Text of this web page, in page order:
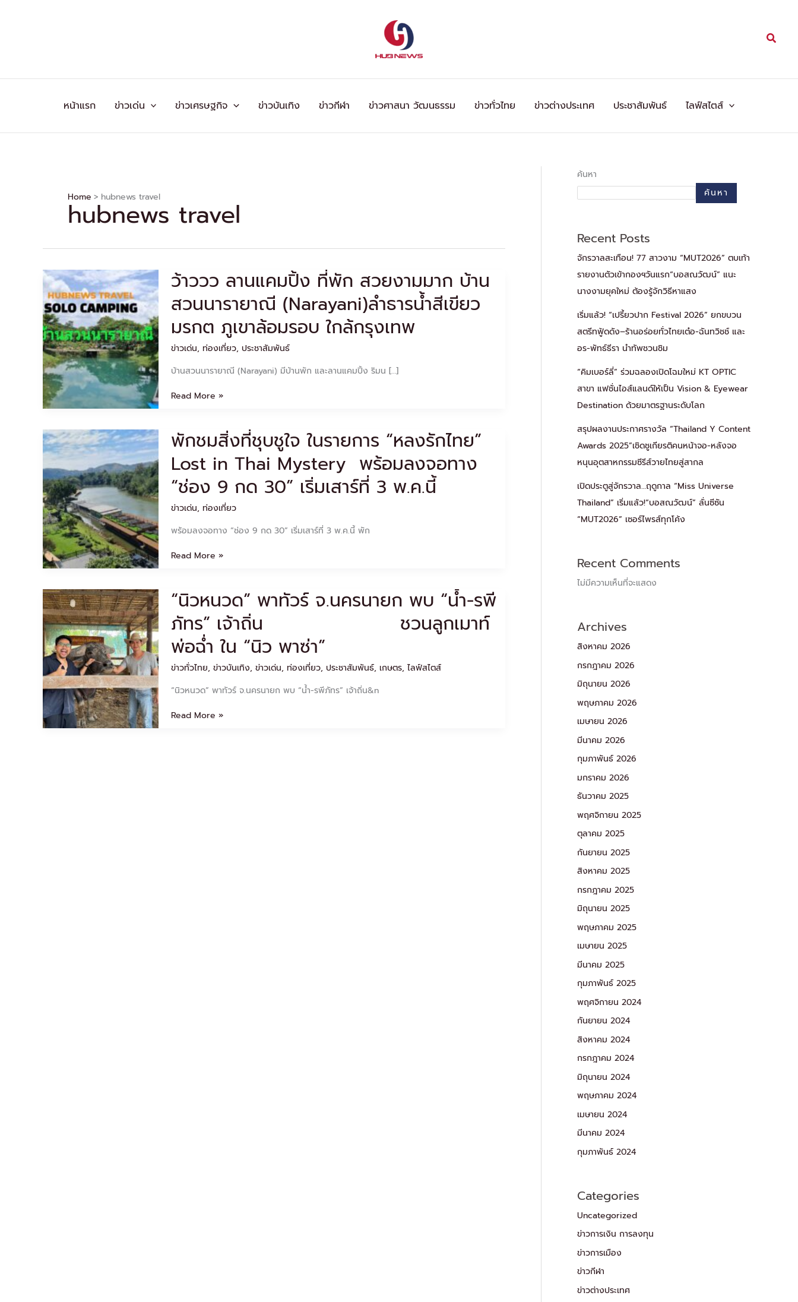
หน้าแรก ข่าวเด่น ข่าวเศรษฐกิจ ข่าวบันเทิง ข่าวกีฬา ข่าวศาสนา วัฒนธรรม ข่าวทั่วไทย ข่าวต่างประเทศ ประชาสัมพันธ์ ไลฟ์สไตส์
Home hubnews travel
hubnews travel
ว้าววว ลานแคมปิ้ง ที่พัก สวยงามมาก บ้าน
สวนนารายาณี (Narayani)ลำธารน้ำสีเขียว
มรกต ภูเขาล้อมรอบ ใกล้กรุงเทพ
ข่าวเด่น, ท่องเที่ยว, ประชาสัมพันธ์
บ้านสวนนารายาณี (Narayani) มีบ้านพัก และลานแคมปิ้ง ริมน […]
ว้า
ววว
ลาน
แคม
ปิ้ง
สวยงาม
บ้าน
นา
(Narayani)ลำธาร
น้ำ
มรกต
ล้อม
รอบ
ใกล้
กรุงเทพ
Read More »
พักชมสิ่งที่ชุบชูใจ ในรายการ “หลงรักไทย”
Lost in Thai Mystery พร้อมลงจอทาง
“ช่อง 9 กด 30” เริ่มเสาร์ที่ 3 พ.ค.นี้
ข่าวเด่น, ท่องเที่ยว
พร้อมลงจอทาง “ช่อง 9 กด 30” เริ่มเสาร์ที่ 3 พ.ค.นี้ พัก
พัก
ชม
สิ่ง
ที่
ชุบชู
ใน
“หลง
ไทย”
Thai
Mystery
พร้อม
จอ
“ช่อง
9
กด
30”
เริ่ม
Read More »
“นิวหนวด” พาทัวร์ จ.นครนายก พบ “น้ำ-รพี
ภัทร” เจ้าถิ่น ชวนลูกเมาท์
พ่อฉ่ำ ใน “นิว พาซ่า”
ข่าวทั่วไทย, ข่าวบันเทิง, ข่าวเด่น, ท่องเที่ยว, ประชาสัมพันธ์, เกษตร, ไลฟ์สไตส์
“นิวหนวด” พาทัวร์ จ.นครนายก พบ “น้ำ-รพีภัทร” เจ้าถิ่น&n
“นิ
หนวด”
พา
ทัวร์
พบ
รพี
เจ้า
Read More »
ค้นหา
ค้นหา
Recent Posts
จักรวาลสะเทือน! 77 สาวงาม “MUT2026” ตบเท้า
รายงานตัวเข้ากองฯวันแรก“บอสณวัฒน์” แนะ
นางงามยุคใหม่ ต้องรู้จักวิธีหาแสง
เริ่มแล้ว! “เปรี้ยวปาก Festival 2026” ยกขบวน
สตรีทฟู้ดดัง–ร้านอร่อยทั่วไทยเต๋อ-ฉันทวิชช์ และ
อร-พัทธ์ธีรา นำทัพชวนชิม
“คิมเบอร์ลี่” ร่วมฉลองเปิดโฉมใหม่ KT OPTIC
สาขา แฟชั่นไอส์แลนด์ให้เป็น Vision & Eyewear
Destination ด้วยมาตรฐานระดับโลก
สรุปผลงานประกาศรางวัล “Thailand Y Content
Awards 2025”เชิดชูเกียรติคนหน้าจอ-หลังจอ
หนุนอุตสาหกรรมซีรีส์วายไทยสู่สากล
เปิดประตูสู่จักรวาล…ฤดูกาล “Miss Universe
Thailand” เริ่มแล้ว!“บอสณวัฒน์” ลั่นซีซัน
“MUT2026” เซอร์ไพรส์ทุกโค้ง
Recent Comments
ไม่มีความเห็นที่จะแสดง
Archives
สิงหาคม 2026
กรกฎาคม 2026
มิถุนายน 2026
พฤษภาคม 2026
เมษายน 2026
มีนาคม 2026
กุมภาพันธ์ 2026
มกราคม 2026
ธันวาคม 2025
พฤศจิกายน 2025
ตุลาคม 2025
กันยายน 2025
สิงหาคม 2025
กรกฎาคม 2025
มิถุนายน 2025
พฤษภาคม 2025
เมษายน 2025
มีนาคม 2025
กุมภาพันธ์ 2025
พฤศจิกายน 2024
กันยายน 2024
สิงหาคม 2024
กรกฎาคม 2024
มิถุนายน 2024
พฤษภาคม 2024
เมษายน 2024
มีนาคม 2024
กุมภาพันธ์ 2024
Categories
Uncategorized
ข่าวการเงิน การลงทุน
ข่าวการเมือง
ข่าวกีฬา
ข่าวต่างประเทศ